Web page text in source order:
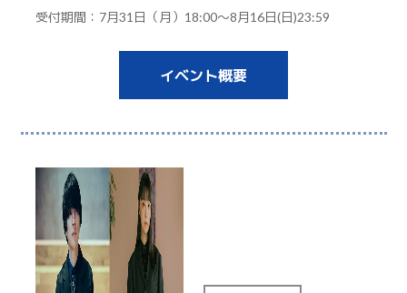
受付期間：7月31日（月）18:00～8月16日(日)23:59
イベント概要